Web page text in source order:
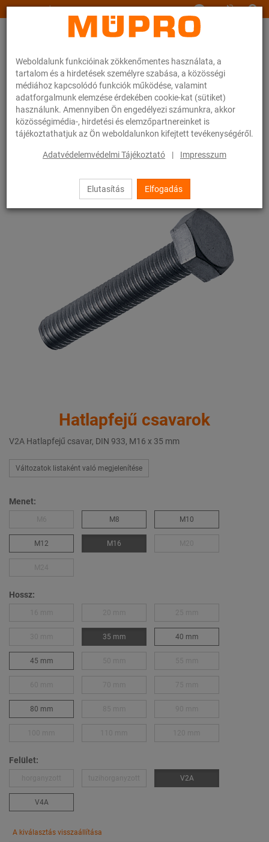
Weboldalunk funkcióinak zökkenőmentes használata, a
tartalom és a hirdetések személyre szabása, a közösségi
médiához kapcsolódó funkciók működése, valamint
adatforgalmunk elemzése érdekében cookie-kat (sütiket)
használunk. Amennyiben Ön engedélyezi számunkra, akkor
közösségimédia-, hirdetési és elemzőpartnereinket is
tájékoztathatjuk az Ön weboldalunkon kifejtett tevékenységéről.
Adatvédelemvédelmi Tájékoztató | Impresszum
Elutasítás Elfogadás
www.muepro.hu
Webáruhàz Rögzítéstechnika Szerelési anyagok Hatlapfejű csavarok
56 / 83
Hatlapfejű csavarok
V2A Hatlapfejű csavar, DIN 933, M16 x 35 mm
Változatok listaként való megjelenítése
Menet:
M8 M10
M12 M16
Hossz:
35 mm 40 mm
45 mm
80 mm
Felület:
V2A
V4A
A kiválasztás visszaállítása